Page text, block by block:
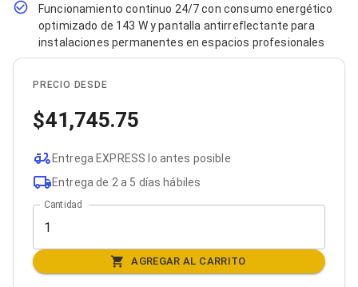
Adaptadores Video HDMI
Extensores y Receptores de Vídeo
Adaptadores Video DVI
Adaptadores Video VGA / HD15
Adaptadores Audio
Adaptadores Audio USB
Mouse
Mousepads
Teclados
Teclados Numéricos
Servidores
Accesorios para Servidores
Racks y Gabinetes
Funcionamiento continuo 24/7 con consumo energético
optimizado de 143 W y pantalla antirreflectante para
instalaciones permanentes en espacios profesionales
PRECIO DESDE
41,745.75
Entrega EXPRESS lo antes posible
Entrega de 2 a 5 días hábiles
Cantidad
AGREGAR AL CARRITO